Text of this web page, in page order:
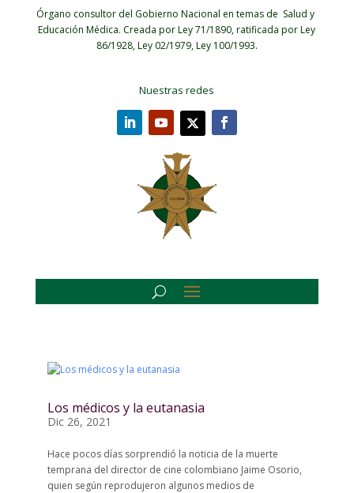
Órgano consultor del Gobierno Nacional en temas de Salud y
Educación Médica. Creada por Ley 71/1890, ratificada por Ley
86/1928, Ley 02/1979, Ley 100/1993.
Nuestras redes
Los médicos y la eutanasia
Dic 26, 2021
Hace pocos días sorprendió la noticia de la muerte
temprana del director de cine colombiano Jaime Osorio,
quien según reprodujeron algunos medios de